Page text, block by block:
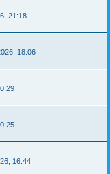
21:18
18:06
16:44